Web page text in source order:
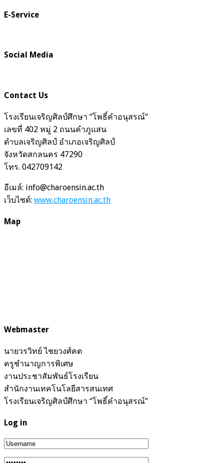
E-Service
Social Media
Contact Us
โรงเรียนเจริญศิลป์ศึกษา “โพธิ์คำอนุสรณ์”
เลขที่ 402 หมู่ 2 ถนนคำภูแสน
ตำบลเจริญศิลป์ อำเภอเจริญศิลป์
จังหวัดสกลนคร 47290
โทร. 042709142
อีเมล์: info@charoensin.ac.th
เว็บไซต์: www.charoensin.ac.th
Map
Webmaster
นายวรวิทย์ ไชยวงศ์คต
ครูชำนาญการพิเศษ
งานประชาสัมพันธ์โรงเรียน
สำนักงานเทคโนโลยีสารสนเทศ
โรงเรียนเจริญศิลป์ศึกษา “โพธิ์คำอนุสรณ์”
Log in